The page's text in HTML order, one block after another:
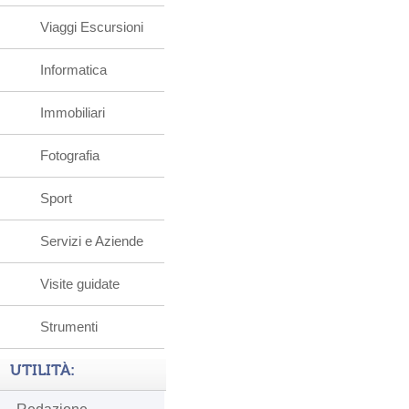
Viaggi Escursioni
Informatica
Immobiliari
Fotografia
Sport
Servizi e Aziende
Visite guidate
Strumenti
UTILITÀ: